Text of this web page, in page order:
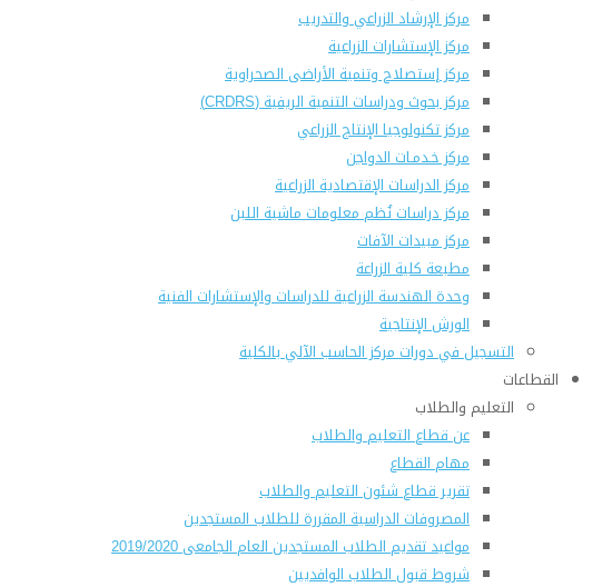
مركز الإرشاد الزراعي والتدريب
مركز الإستشارات الزراعية
مركز إستصلاح وتنمية الأراضى الصحراوية
مركز بحوث ودراسات التنمية الريفية (CRDRS)
مركز تكنولوجيا الإنتاج الزراعي
مركز خـدمـات الدواجن
مركز الدراسات الإقتصادية الزراعية
مركز دراسات نُظم معلومات ماشية اللبن
مركز مبيدات الآفات
مطبعة كلية الزراعة
وحدة الهندسة الزراعية للدراسات والإستشارات الفنية
الورش الإنتاجية
التسجيل في دورات مركز الحاسب الآلي بالكلية
القطاعات
التعليم والطلاب
عن قطاع التعليم والطلاب
مهام القطاع
تقرير قطاع شئون التعليم والطلاب
المصروفات الدراسية المقررة للطلاب المستجدين
مواعيد تقديم الطلاب المستجدين العام الجامعى 2019/2020
شروط قبول الطلاب الوافديين